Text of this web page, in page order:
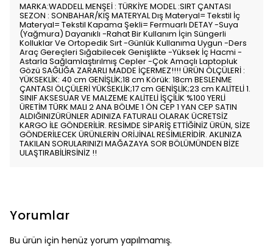
MARKA:WADDELL MENŞEİ : TÜRKİYE MODEL :SIRT ÇANTASI
SEZON : SONBAHAR/KIŞ MATERYAL Dış Materyal= Tekstil İç
Materyal= Tekstil Kapama Şekli= Fermuarlı DETAY -Suya
(Yağmura) Dayanıklı -Rahat Bir Kullanım İçin Süngerli
Kolluklar Ve Ortopedik Sırt -Günlük Kullanıma Uygun -Ders
Araç Gereçleri Sığabilecek Genişlikte -Yüksek İç Hacmi -
Astarla Sağlamlaştırılmış Cepler -Çok Amaçlı Laptopluk
Gözü SAĞLIĞA ZARARLI MADDE İÇERMEZ!!!! ÜRÜN ÖLÇÜLERİ :
YÜKSEKLİK: 40 cm GENİŞLİK;18 cm Körük: 18cm BESLENME
ÇANTASI ÖLÇÜLERİ YÜKSEKLİK;17 cm GENİŞLİK;23 cm KALİTELİ 1.
SINIF AKSESUAR VE MALZEME KALİTELİ İŞÇİLİK %100 YERLİ
ÜRETİM TÜRK MALI 2 ANA BÖLME 1 ÖN CEP 1 YAN CEP SATIN
ALDIĞINIZÜRÜNLER ADINIZA FATURALI OLARAK ÜCRETSİZ
KARGO İLE GÖNDERİLİR. RESİMDE SİPARİŞ ETTİĞİNİZ ÜRÜN, SİZE
GÖNDERİLECEK ÜRÜNLERİN ORİJİNAL RESİMLERİDİR. AKLINIZA
TAKILAN SORULARINIZI MAĞAZAYA SOR BÖLÜMÜNDEN BİZE
ULAŞTIRABİLİRSİNİZ !!
Yorumlar
Bu ürün için henüz yorum yapılmamış.